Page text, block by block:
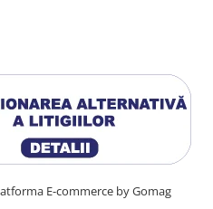
E-commerce by Gomag